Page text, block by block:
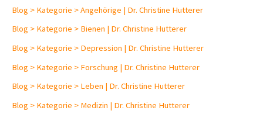
Blog > Kategorie > Angehörige | Dr. Christine Hutterer
Blog > Kategorie > Bienen | Dr. Christine Hutterer
Blog > Kategorie > Depression | Dr. Christine Hutterer
Blog > Kategorie > Forschung | Dr. Christine Hutterer
Blog > Kategorie > Leben | Dr. Christine Hutterer
Blog > Kategorie > Medizin | Dr. Christine Hutterer